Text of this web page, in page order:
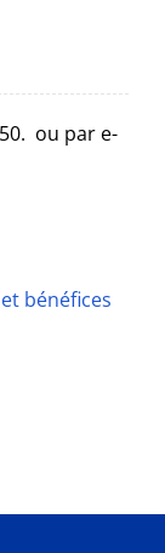
ou par e-
bénéfices